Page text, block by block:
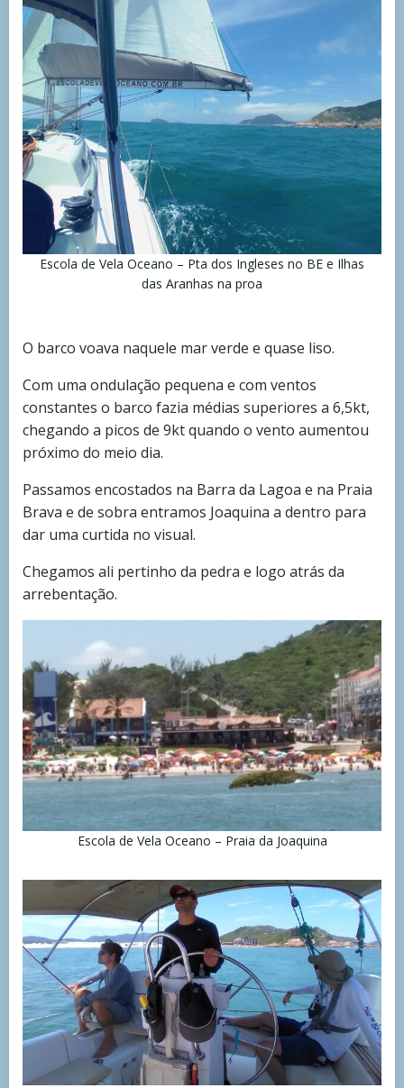
Escola de Vela Oceano – Pta dos Ingleses no BE e Ilhas
das Aranhas na proa
O barco voava naquele mar verde e quase liso.
Com uma ondulação pequena e com ventos
constantes o barco fazia médias superiores a 6,5kt,
chegando a picos de 9kt quando o vento aumentou
próximo do meio dia.
Passamos encostados na Barra da Lagoa e na Praia
Brava e de sobra entramos Joaquina a dentro para
dar uma curtida no visual.
Chegamos ali pertinho da pedra e logo atrás da
arrebentação.
Escola de Vela Oceano – Praia da Joaquina